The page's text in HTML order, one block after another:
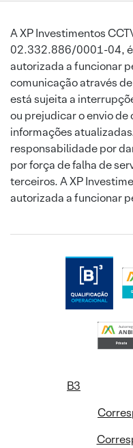
A XP Investimentos
02.332.886/0001-04,
autorizada a funcionar
comunicação através
está sujeita a
ou prejudicar o envio de
informações
responsabilidade por
por força de falha de
terceiros. A XP
autorizada a funcionar
B3